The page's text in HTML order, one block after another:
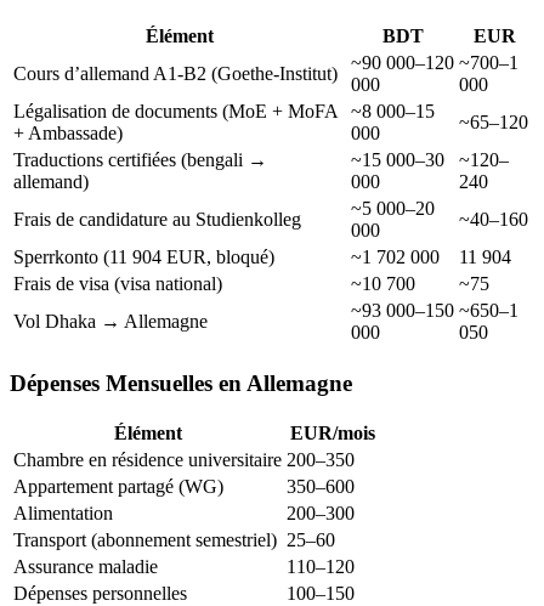
Élément BDT
EUR
Cours d’allemand A1-B2 (Goethe-Institut)
~90 000–120
000
~700–1
000
Légalisation de documents (MoE + MoFA
+ Ambassade)
~8 000–15
000
~65–120
Traductions certifiées (bengali →
allemand)
~15 000–30
000
~120–
240
Frais de candidature au Studienkolleg
~5 000–20
000
~40–160
Sperrkonto (11 904 EUR, bloqué)
~1 702 000
11 904
Frais de visa (visa national)
~10 700
~75
Vol Dhaka → Allemagne
~93 000–150
000
~650–1
050
Dépenses Mensuelles en Allemagne
Élément
EUR/mois
Chambre en résidence universitaire 200–350
Appartement partagé (WG)
350–600
Alimentation
200–300
Transport (abonnement semestriel) 25–60
Assurance maladie
110–120
Dépenses personnelles
100–150